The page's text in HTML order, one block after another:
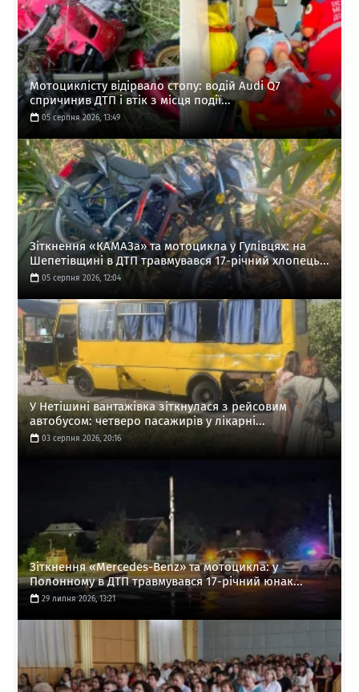
Мотоциклісту відірвало стопу: водій Audi Q7
спричинив ДТП і втік з місця події...
05 серпня 2026, 13:49
Зіткнення «КАМАЗа» та мотоцикла у Гулівцях: на
Шепетівщині в ДТП травмувався 17-річний хлопець...
05 серпня 2026, 12:04
У Нетішині вантажівка зіткнулася з рейсовим
автобусом: четверо пасажирів у лікарні...
03 серпня 2026, 20:16
Зіткнення «Mercedes-Benz» та мотоцикла: у
Полонному в ДТП травмувався 17-річний юнак...
29 липня 2026, 13:21